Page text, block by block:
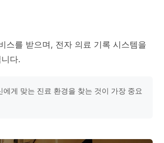
스를 받으며, 전자 의료 기록 시스템을
다.
게 맞는 진료 환경을 찾는 것이 가장 중요